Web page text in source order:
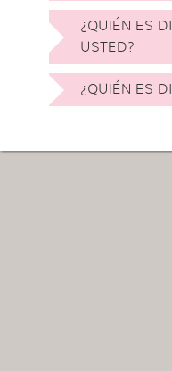
¿QUIÉN ES
USTED?
¿QUIÉN ES